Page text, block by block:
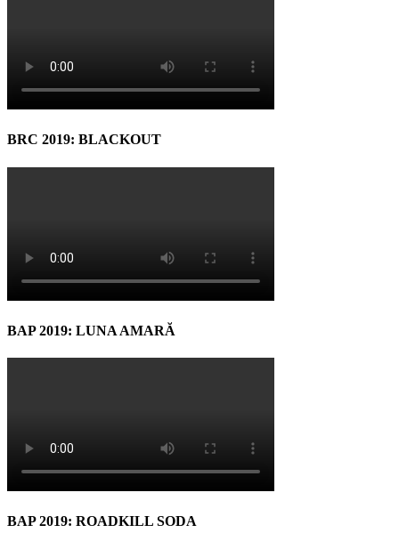
BRC 2019: BLACKOUT
BAP 2019: LUNA AMARĂ
BAP 2019: ROADKILL SODA